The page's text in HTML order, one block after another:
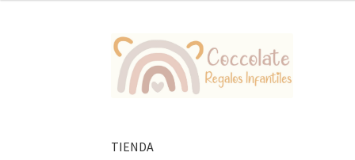
Ir
la
Ir
al
contenido
TIENDA